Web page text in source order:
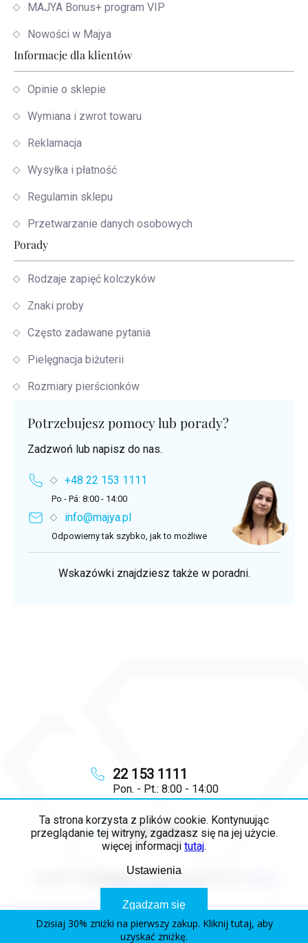
Ta strona korzysta z plików cookie. Kontynuując
przeglądanie tej witryny, zgadzasz się na jej użycie.
więcej informacji tutaj.
Ustawienia
Zgadzam się
info@ majya.pl
22 153 1111
Pon. - Pt.: 8:00 - 14:00
MAJYA Bonus+ program VIP
Nowości w Majya
Informacje dla klientów
Opinie o sklepie
Wymiana i zwrot towaru
Reklamacja
Wysyłka i płatność
Regulamin sklepu
Przetwarzanie danych osobowych
Porady
Rodzaje zapięć kolczyków
Znaki proby
Często zadawane pytania
Pielęgnacja biżuterii
Rozmiary pierścionków
Potrzebujesz pomocy lub porady?
Zadzwoń lub napisz do nas.
+48 22 153 1111
Po - Pá: 8:00 - 14:00
info@majya.pl
Odpowiemy tak szybko, jak to możliwe
Wskazówki znajdziesz także w poradni.
Opracował Shoptet Premium
ustawienia plików cookie
Dzisiaj 30% zniżki na pierwszy zakup. Kliknij tutaj, aby
uzyskać zniżkę.